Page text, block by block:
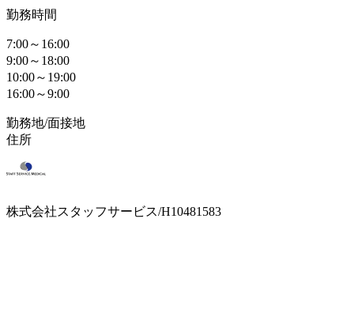
勤務時間
7:00～16:00
9:00～18:00
10:00～19:00
16:00～9:00
勤務地/面接地
住所
株式会社スタッフサービス/H10481583